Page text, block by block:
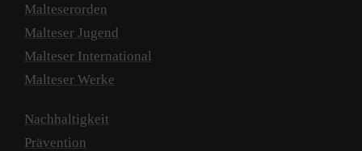
Malteserorden
Malteser Jugend
Malteser International
Malteser Werke
Nachhaltigkeit
Prävention